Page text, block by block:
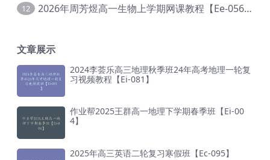
12 2026年周芳煜高一生物上学期网课教程【Ee-056】
文章展示
2024李荟乐高三地理秋季班24年高考地理一轮复
习视频教程【Ei-081】
作业帮2025王群高一地理下学期春季班【Ei-00
4】
2025年高三英语二轮复习寒假班【Ec-095】